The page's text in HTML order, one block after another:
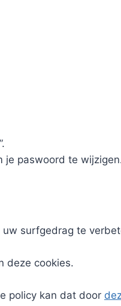
je paswoord te
surfgedrag te
deze cookies.
policy kan dat door